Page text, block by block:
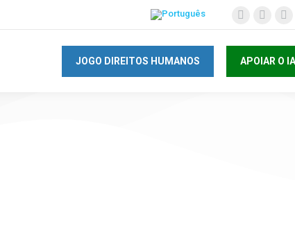
JOGO DIREITOS HUMANOS APOIAR O